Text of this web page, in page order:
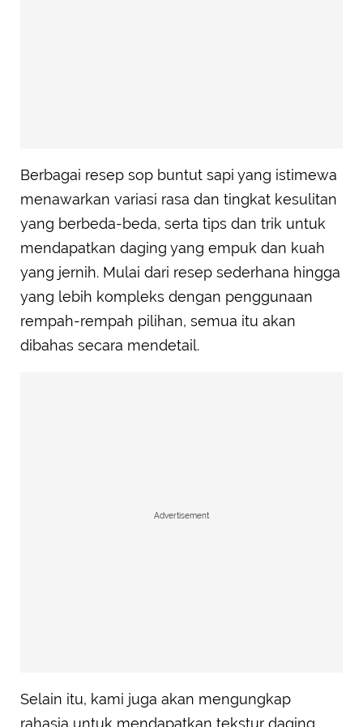
Berbagai resep sop buntut sapi yang istimewa
menawarkan variasi rasa dan tingkat kesulitan
yang berbeda-beda, serta tips dan trik untuk
mendapatkan daging yang empuk dan kuah
yang jernih. Mulai dari resep sederhana hingga
yang lebih kompleks dengan penggunaan
rempah-rempah pilihan, semua itu akan
dibahas secara mendetail.
Advertisement
Selain itu, kami juga akan mengungkap
rahasia untuk mendapatkan tekstur daging